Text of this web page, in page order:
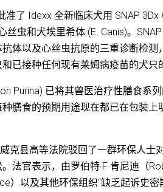
准了 Idexx 全新临床犬用 SNAP
虫和犬埃里希体 (E. Canis)。
体以及心丝虫抗原的三重诊断检
已接种任何现有莱姆病疫苗的犬只
Purina) 已将其兽医治疗性膳食系
膳食的预期用途现在都已在包装
克县高等法院驳回了一群环保人
法官表示，由罗伯特·F·肯尼迪（
）以及其他环保组织“缺乏起诉史